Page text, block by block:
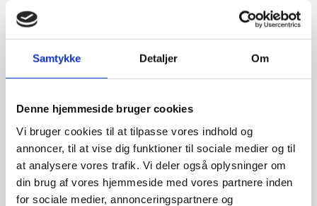
Samtykke Detaljer Om
Denne hjemmeside bruger cookies
Vi bruger cookies til at tilpasse vores indhold og
annoncer, til at vise dig funktioner til sociale medier og til
at analysere vores trafik. Vi deler også oplysninger om
din brug af vores hjemmeside med vores partnere inden
for sociale medier, annonceringspartnere og
og ansøgningsskema her:
Beregn og ansøg her
Har du spørgsmål til varen? Klik her
Vi prismatcher - Klik her